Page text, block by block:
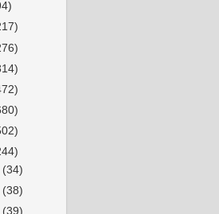
(34)
(38)
(39)